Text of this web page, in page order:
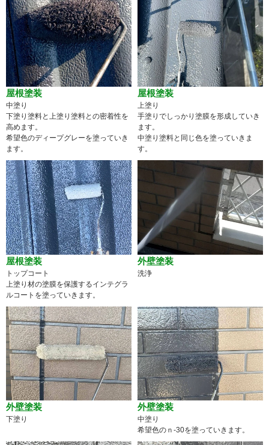
屋根塗装
中塗り
下塗り塗料と上塗り塗料との密着性を
高めます。
希望色のディープグレーを塗っていき
ます。
屋根塗装
上塗り
手塗りでしっかり塗膜を形成していき
ます。
中塗り塗料と同じ色を塗っていきま
す。
屋根塗装
トップコート
上塗り材の塗膜を保護するインテグラ
ルコートを塗っていきます。
外壁塗装
洗浄
外壁塗装
下塗り
外壁塗装
中塗り
希望色のｎ-30を塗っていきます。